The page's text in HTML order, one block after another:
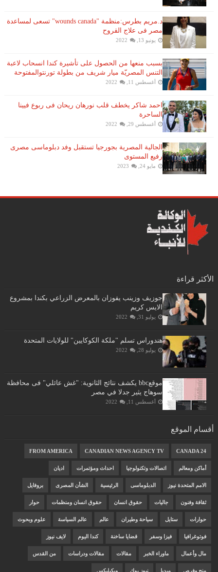
د.مريم بطرس:منظمة "wounds canada" تسعى لمساعدة
مصر فى علاج القروح
يونيو 13, 2022
بسبب منعها من الحصول على تأشيرة كندا انسحاب لاعبة ​
التنس​ المصريّة ​ميار شريف​ من بطولة ​تورنتو​المفتوحة
أغسطس 11, 2022
احمد شاكر يخطف قلب نورهان ريحان فى ربوع فيينا
الساحرة
أغسطس 29, 2022
الجالية المصرية بجورجيا تستقبل وفد دبلوماسى مصرى
رفيع المستوى
مايو 24, 2023
الأكثر قراءة
جوزيف وزينب يفوزان بالمعرض الزراعي بكندا بمشروع
الايس كريم
يوليو 31, 2022
هندوراس تسلم "ملكة الكوكايين" للولايات المتحدة
يوليو 28, 2022
موقعbbc يكشف نتائج الثانوية: "غش عائلي" فى محافظة
سوهاج يثير جدلا في مصر
أغسطس 11, 2022
أقسام الموقع
CANADA 24
CANADIAN NEWS AGENCY TV
FROM AMERICA
أماكن ومعالم اتصالات وتكنولوجيا احداث ومؤتمرات اديان
الامم المتحدة نيوز الدبلوماسى الرئيسية الشأن المصرى بروفايل
ثقافة وفنون جاليات حقوق انسان حقوق انسان ومنظمات حوار
حوارات ستايل سياحة وطيران عالم عالم السياسة علوم وبحوث
فوتوغرافيا فيزا وسفر قضايا ساخنة كندا اليوم لايف نيوز
مال وأعمال ماوراء الخبر مقالات مقالات ودراسات من القدس
منح وفرص ميديا نيوز بوك ويكيليكس